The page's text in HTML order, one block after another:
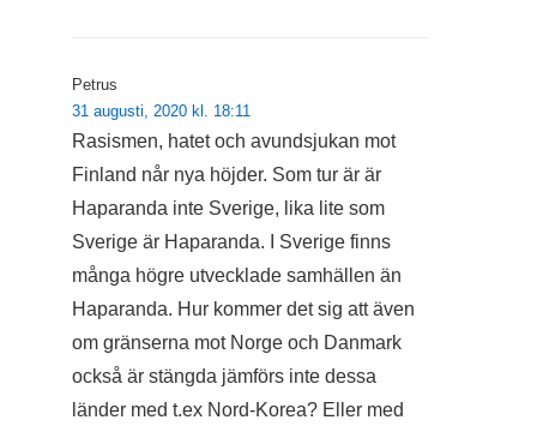
Petrus
31 augusti, 2020 kl. 18:11
Rasismen, hatet och avundsjukan mot
Finland når nya höjder. Som tur är är
Haparanda inte Sverige, lika lite som
Sverige är Haparanda. I Sverige finns
många högre utvecklade samhällen än
Haparanda. Hur kommer det sig att även
om gränserna mot Norge och Danmark
också är stängda jämförs inte dessa
länder med t.ex Nord-Korea? Eller med